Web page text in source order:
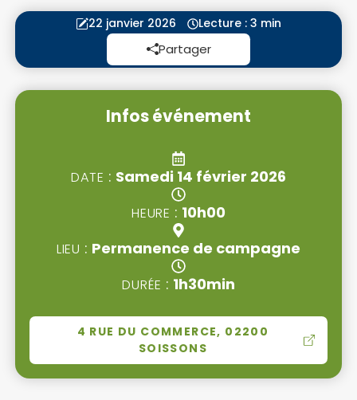
22 janvier 2026 Lecture : 3 min
Partager
Infos événement
DATE : samedi 14 février 2026
HEURE : 10h00
LIEU : Permanence de campagne
DURÉE : 1h30min
4 RUE DU COMMERCE, 02200
SOISSONS